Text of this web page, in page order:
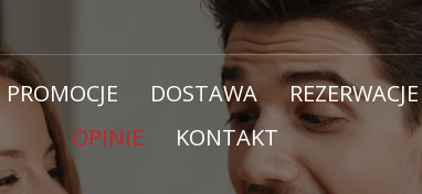
PROMOCJE DOSTAWA REZERWACJE
OPINIE
KONTAKT